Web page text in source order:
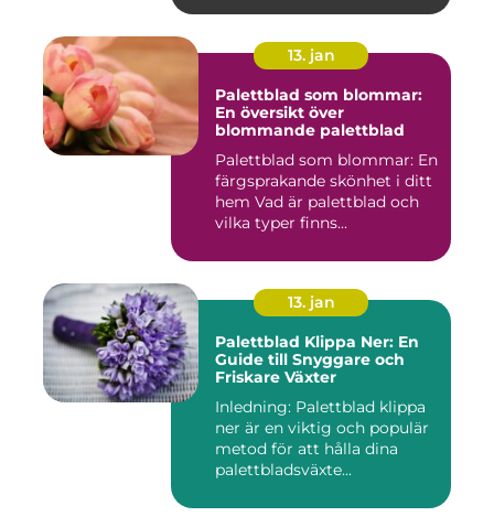
13. jan
Palettblad som blommar:
En översikt över
blommande palettblad
Palettblad som blommar: En
färgsprakande skönhet i ditt
hem Vad är palettblad och
vilka typer finns...
13. jan
Palettblad Klippa Ner: En
Guide till Snyggare och
Friskare Växter
Inledning: Palettblad klippa
ner är en viktig och populär
metod för att hålla dina
palettbladsväxte...